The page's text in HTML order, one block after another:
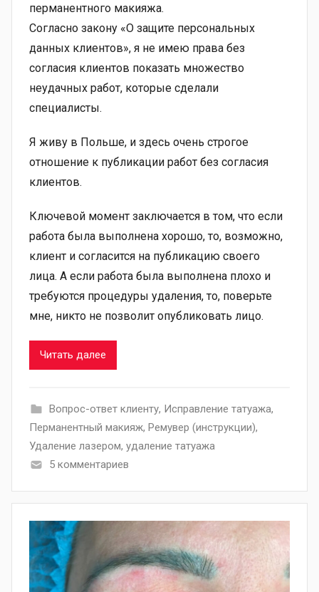
перманентного макияжа.
Согласно закону «О защите персональных
данных клиентов», я не имею права без
согласия клиентов показать множество
неудачных работ, которые сделали
специалисты.
Я живу в Польше, и здесь очень строгое
отношение к публикации работ без согласия
клиентов.
Ключевой момент заключается в том, что если
работа была выполнена хорошо, то, возможно,
клиент и согласится на публикацию своего
лица. А если работа была выполнена плохо и
требуются процедуры удаления, то, поверьте
мне, никто не позволит опубликовать лицо.
Читать далее
Вопрос-ответ клиенту, Исправление татуажа,
Перманентный макияж, Ремувер (инструкции),
Удаление лазером, удаление татуажа
5 комментариев